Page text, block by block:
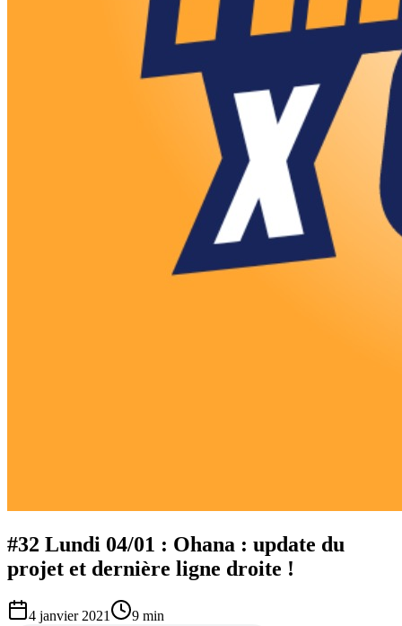
#32 Lundi 04/01 : Ohana : update du
projet et dernière ligne droite !
4 janvier 2021 9 min